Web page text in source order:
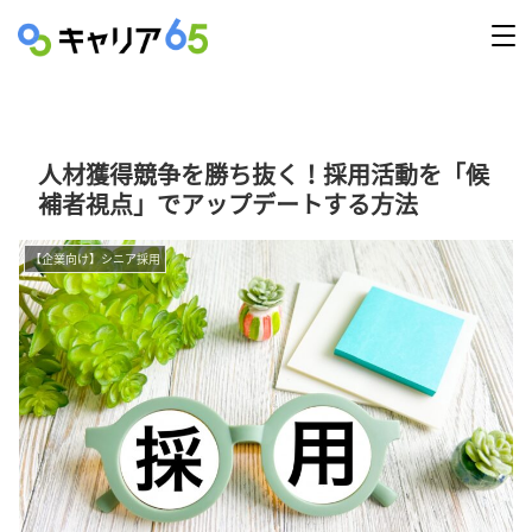
人材獲得競争を勝ち抜く！採用活動を「候
補者視点」でアップデートする方法
【企業向け】シニア採用